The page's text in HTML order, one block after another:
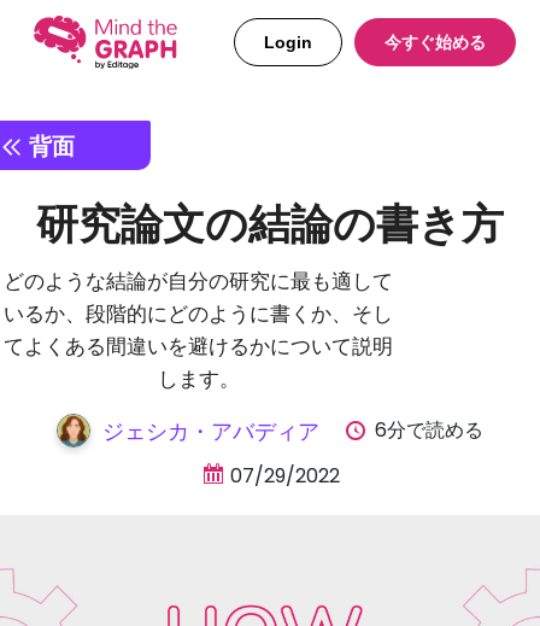
Login 今すぐ始める
背面
研究論文の結論の書き方
どのような結論が自分の研究に最も適して
いるか、段階的にどのように書くか、そし
てよくある間違いを避けるかについて説明
します。
ジェシカ・アバディア
6分で読める
07/29/2022